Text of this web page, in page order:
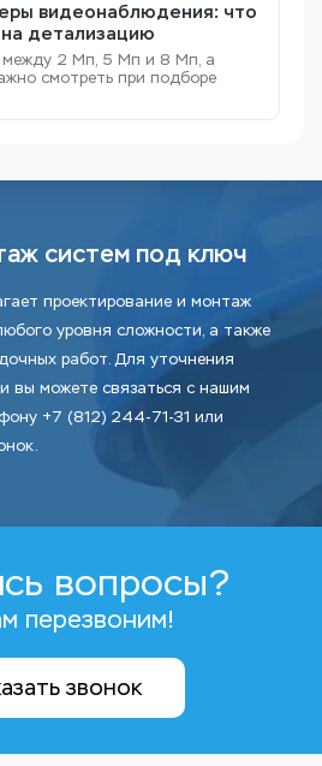
видеонаблюдения: что
на детализацию
между 2 Мп, 5 Мп и 8 Мп, а
смотреть при подборе
систем под ключ
проектирование и монтаж
уровня сложности, а также
работ. Для уточнения
вы можете связаться с нашим
+7 (812) 244-71-31 или
вопросы?
перезвоним!
звонок